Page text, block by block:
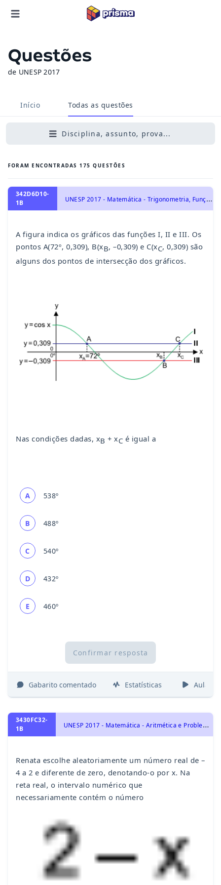
Questões
de UNESP 2017
Início Todas as questões
Disciplina, assunto, prova...
FORAM ENCONTRADAS 175 QUESTÕES
342D6D10-
1B
U
NESP 2017 - Matemática - Trigonometria, Funções Trigonométricas e Funções Trigonométricas Inversas
A figura indica os gráficos das funções I, II e III. Os
pontos A(72º, 0,309), B(xB, –0,309) e C(xC, 0,309) são
alguns dos pontos de intersecção dos gráficos.
Nas condições dadas, xB + xC é igual a
A 538º
B 488º
C 540º
D 432º
E 460º
Confirmar resposta
Gabarito comentado Estatísticas Aulas
3430FC32-
1B
U
NESP 2017 - Matemática - Aritmética e Problemas, Sistemas de Numeração e Operações Fundamentais
Renata escolhe aleatoriamente um número real de –
4 a 2 e diferente de zero, denotando-o por x. Na
reta real, o intervalo numérico que
necessariamente contém o número